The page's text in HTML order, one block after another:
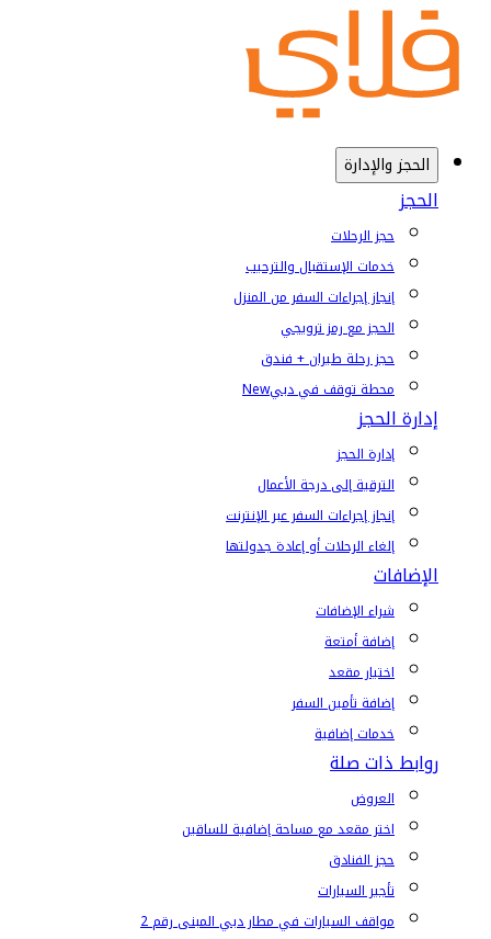
الحجز والإدارة
الحجز
حجز الرحلات
خدمات الإستقبال والترحيب
إنجاز إجراءات السفر من المنزل
الحجز مع رمز ترويجي
حجز رحلة طيران + فندق
محطة توقف في دبيNew
إدارة الحجز
إدارة الحجز
الترقية إلى درجة الأعمال
إنجاز إجراءات السفر عبر الإنترنت
إلغاء الرحلات أو إعادة جدولتها
الإضافات
شراء الإضافات
إضافة أمتعة
اختيار مقعد
إضافة تأمين السفر
خدمات إضافية
روابط ذات صلة
العروض
اختر مقعد مع مساحة إضافية للساقين
حجز الفنادق
تأجير السيارات
مواقف السيارات في مطار دبي المبنى رقم 2